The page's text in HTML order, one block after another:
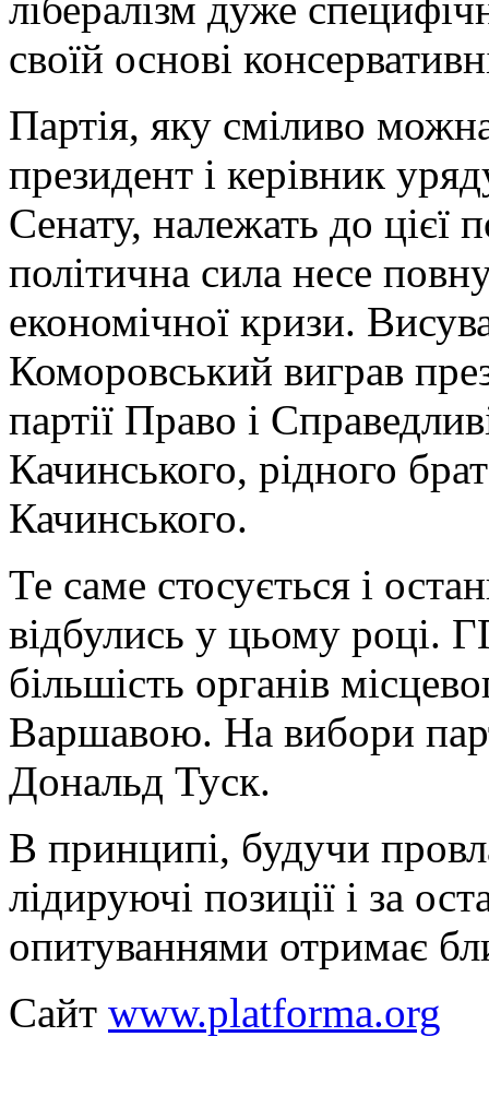
лібералізм дуже
своїй основі
Партія, яку сміливо
президент і керівник
Сенату, належать до цієї
політична сила несе
економічної кризи.
Коморовський виграв
партії Право і
Качинського, рідного
Качинського.
Те саме стосується і
відбулись у цьому році.
більшість органів
Варшавою. На вибори
Дональд Туск.
В принципі, будучи
лідируючі позиції і за
опитуваннями отримає
Сайт www.platforma.org